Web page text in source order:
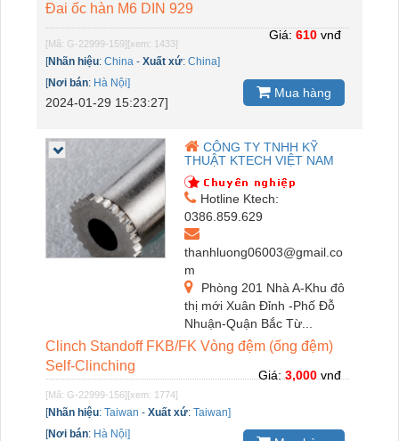
Đai ốc hàn M6 DIN 929
[Mã: G-22999-159][xem: 1433]
[Nhãn hiệu: China - Xuất xứ: China]
[Nơi bán: Hà Nội]
2024-01-29 15:23:27]
Giá: 610 vnđ
Mua hàng
CÔNG TY TNHH KỸ
THUẬT KTECH VIỆT NAM
Hotline Ktech:
0386.859.629
thanhluong06003@gmail.co
m
Phòng 201 Nhà A-Khu đô
thị mới Xuân Đỉnh -Phố Đỗ
Nhuận-Quận Bắc Từ...
Clinch Standoff FKB/FK Vòng đệm (ống đệm)
Self-Clinching
[Mã: G-22999-156][xem: 1774]
[Nhãn hiệu: Taiwan - Xuất xứ: Taiwan]
[Nơi bán: Hà Nội]
Giá:3,000vnđ